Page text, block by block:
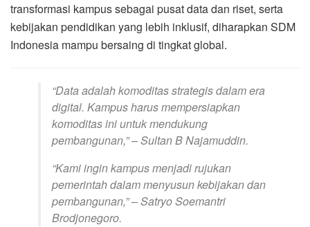
transformasi kampus sebagai pusat data dan riset, serta
kebijakan pendidikan yang lebih inklusif, diharapkan SDM
Indonesia mampu bersaing di tingkat global.
“Data adalah komoditas strategis dalam era
digital. Kampus harus mempersiapkan
komoditas ini untuk mendukung
pembangunan,”– Sultan B Najamuddin.
“Kami ingin kampus menjadi rujukan
pemerintah dalam menyusun kebijakan dan
pembangunan,”– Satryo Soemantri
Brodjonegoro.